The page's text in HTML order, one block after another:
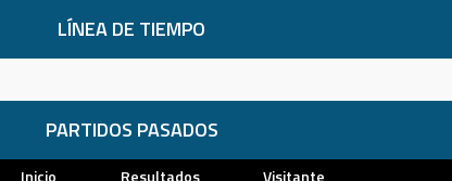
LÍNEA DE TIEMPO
PARTIDOS PASADOS
Inicio Resultados Visitante